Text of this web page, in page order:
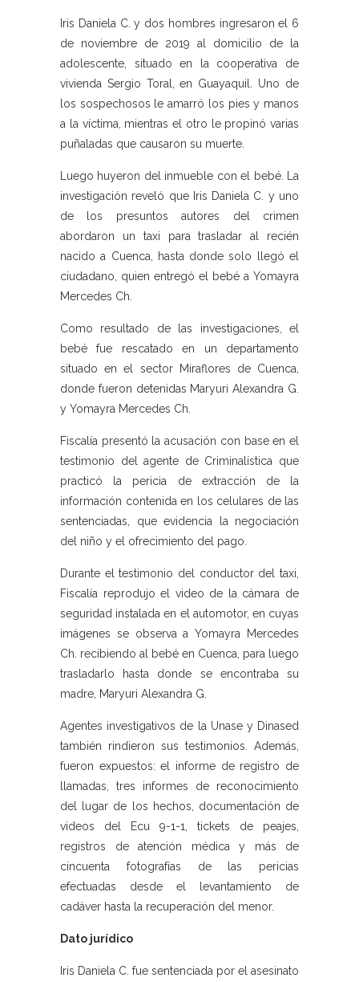
Iris Daniela C. y dos hombres ingresaron el 6
de noviembre de 2019 al domicilio de la
adolescente, situado en la cooperativa de
vivienda Sergio Toral, en Guayaquil. Uno de
los sospechosos le amarró los pies y manos
a la víctima, mientras el otro le propinó varias
puñaladas que causaron su muerte.
Luego huyeron del inmueble con el bebé. La
investigación reveló que Iris Daniela C. y uno
de los presuntos autores del crimen
abordaron un taxi para trasladar al recién
nacido a Cuenca, hasta donde solo llegó el
ciudadano, quien entregó el bebé a Yomayra
Mercedes Ch.
Como resultado de las investigaciones, el
bebé fue rescatado en un departamento
situado en el sector Miraflores de Cuenca,
donde fueron detenidas Maryuri Alexandra G.
y Yomayra Mercedes Ch.
Fiscalía presentó la acusación con base en el
testimonio del agente de Criminalística que
practicó la pericia de extracción de la
información contenida en los celulares de las
sentenciadas, que evidencia la negociación
del niño y el ofrecimiento del pago.
Durante el testimonio del conductor del taxi,
Fiscalía reprodujo el video de la cámara de
seguridad instalada en el automotor, en cuyas
imágenes se observa a Yomayra Mercedes
Ch. recibiendo al bebé en Cuenca, para luego
trasladarlo hasta donde se encontraba su
madre, Maryuri Alexandra G.
Agentes investigativos de la Unase y Dinased
también rindieron sus testimonios. Además,
fueron expuestos: el informe de registro de
llamadas, tres informes de reconocimiento
del lugar de los hechos, documentación de
videos del Ecu 9-1-1, tickets de peajes,
registros de atención médica y más de
cincuenta fotografías de las pericias
efectuadas desde el levantamiento de
cadáver hasta la recuperación del menor.
Dato jurídico
Iris Daniela C. fue sentenciada por el asesinato